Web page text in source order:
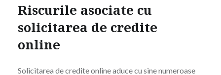
Riscurile asociate cu
solicitarea de credite
online
Solicitarea de credite online aduce cu sine numeroase